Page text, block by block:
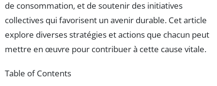
de consommation, et de soutenir des initiatives
collectives qui favorisent un avenir durable. Cet article
explore diverses stratégies et actions que chacun peut
mettre en œuvre pour contribuer à cette cause vitale.
Table of Contents